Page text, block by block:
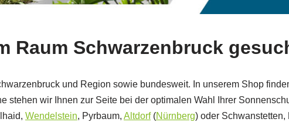
Raum Schwarzenbruck
und Region sowie bundesweit. In unserem Shop
wir Ihnen zur Seite bei der optimalen Wahl Ihrer
Wendelstein, Pyrbaum, Altdorf(Nürnberg) oder Schwanstetten,